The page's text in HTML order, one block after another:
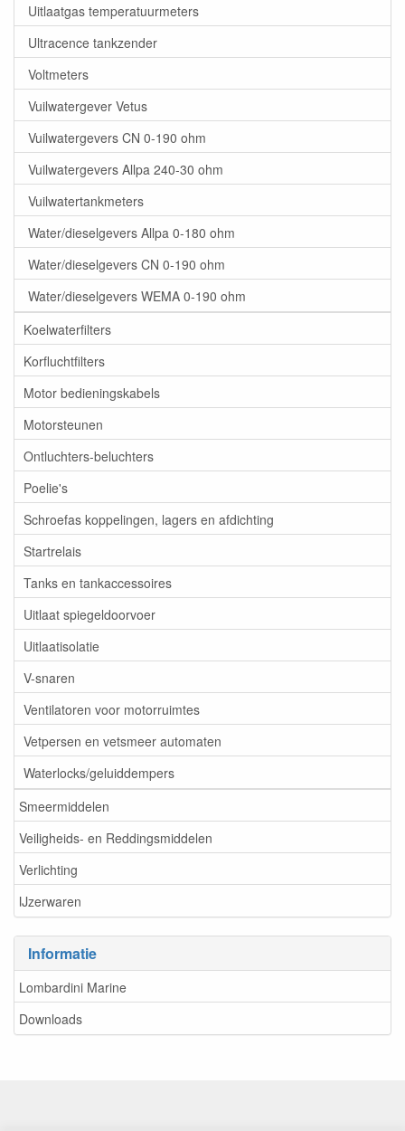
Uitlaatgas temperatuurmeters
Ultracence tankzender
Voltmeters
Vuilwatergever Vetus
Vuilwatergevers CN 0-190 ohm
Vuilwatergevers Allpa 240-30 ohm
Vuilwatertankmeters
Water/dieselgevers Allpa 0-180 ohm
Water/dieselgevers CN 0-190 ohm
Water/dieselgevers WEMA 0-190 ohm
Koelwaterfilters
Korfluchtfilters
Motor bedieningskabels
Motorsteunen
Ontluchters-beluchters
Poelie's
Schroefas koppelingen, lagers en afdichting
Startrelais
Tanks en tankaccessoires
Uitlaat spiegeldoorvoer
Uitlaatisolatie
V-snaren
Ventilatoren voor motorruimtes
Vetpersen en vetsmeer automaten
Waterlocks/geluiddempers
Smeermiddelen
Veiligheids- en Reddingsmiddelen
Verlichting
IJzerwaren
Informatie
Lombardini Marine
Downloads